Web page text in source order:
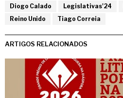
Diogo Calado Legislativas'24
Reino Unido
Tiago Correia
ARTIGOS RELACIONADOS